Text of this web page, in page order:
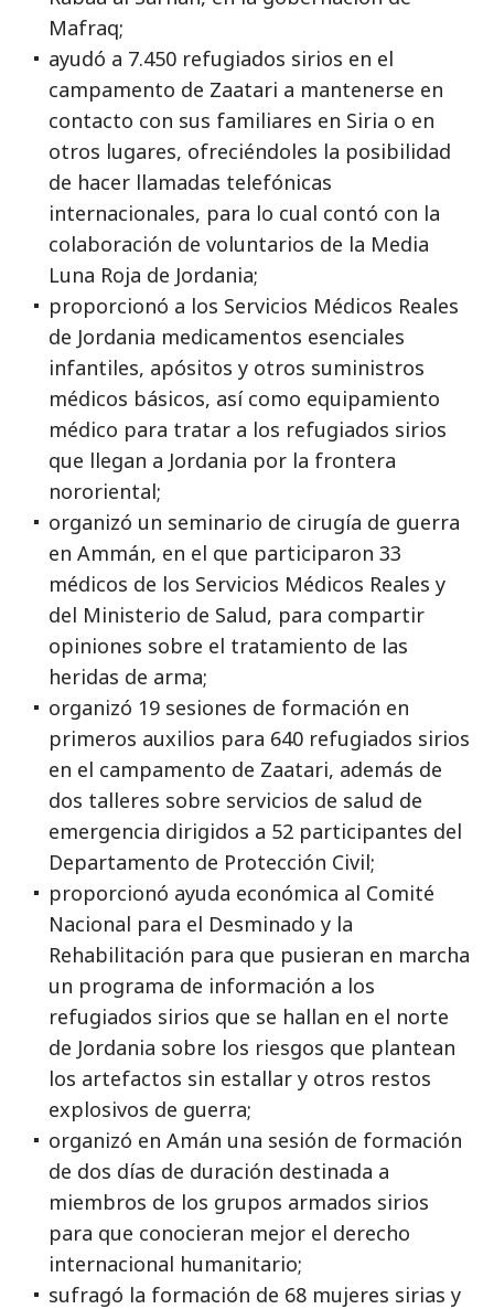
Mafraq;
ayudó a 7.450 refugiados sirios en el
campamento de Zaatari a mantenerse en
contacto con sus familiares en Siria o en
otros lugares, ofreciéndoles la posibilidad
de hacer llamadas telefónicas
internacionales, para lo cual contó con la
colaboración de voluntarios de la Media
Luna Roja de Jordania;
proporcionó a los Servicios Médicos Reales
de Jordania medicamentos esenciales
infantiles, apósitos y otros suministros
médicos básicos, así como equipamiento
médico para tratar a los refugiados sirios
que llegan a Jordania por la frontera
nororiental;
organizó un seminario de cirugía de guerra
en Ammán, en el que participaron 33
médicos de los Servicios Médicos Reales y
del Ministerio de Salud, para compartir
opiniones sobre el tratamiento de las
heridas de arma;
organizó 19 sesiones de formación en
primeros auxilios para 640 refugiados sirios
en el campamento de Zaatari, además de
dos talleres sobre servicios de salud de
emergencia dirigidos a 52 participantes del
Departamento de Protección Civil;
proporcionó ayuda económica al Comité
Nacional para el Desminado y la
Rehabilitación para que pusieran en marcha
un programa de información a los
refugiados sirios que se hallan en el norte
de Jordania sobre los riesgos que plantean
los artefactos sin estallar y otros restos
explosivos de guerra;
organizó en Amán una sesión de formación
de dos días de duración destinada a
miembros de los grupos armados sirios
para que conocieran mejor el derecho
internacional humanitario;
sufragó la formación de 68 mujeres sirias y